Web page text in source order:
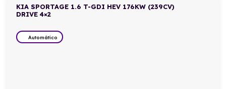
KIA SPORTAGE 1.6 T-GDI HEV 176KW (239CV)
DRIVE 4×2
Automático